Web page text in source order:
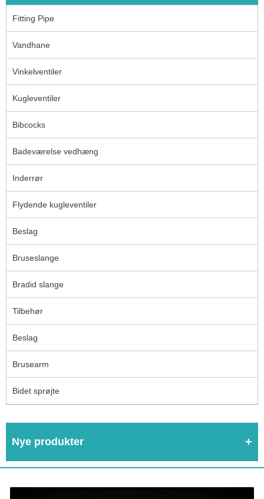
Fitting Pipe
Vandhane
Vinkelventiler
Kugleventiler
Bibcocks
Badeværelse vedhæng
Inderrør
Flydende kugleventiler
Beslag
Bruseslange
Bradid slange
Tilbehør
Beslag
Brusearm
Bidet sprøjte
Nye produkter